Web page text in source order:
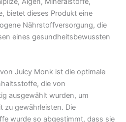
bietet dieses Produkt eine
Nährstoffversorgung, die
eines gesundheitsbewussten
Juicy Monk ist die optimale
die von
ausgewählt wurden, um
zu gewährleisten. Die
wurde so abgestimmt, dass sie